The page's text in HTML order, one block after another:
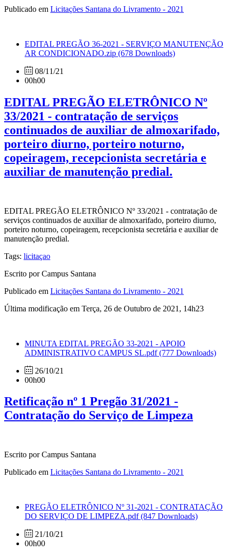
Publicado em Licitações Santana do Livramento - 2021
EDITAL PREGÃO 36-2021 - SERVIÇO MANUTENÇÃO
AR CONDICIONADO.zip (678 Downloads)
08/11/21
00h00
EDITAL PREGÃO ELETRÔNICO Nº
33/2021 - contratação de serviços
continuados de auxiliar de almoxarifado,
porteiro diurno, porteiro noturno,
copeiragem, recepcionista secretária e
auxiliar de manutenção predial.
EDITAL PREGÃO ELETRÔNICO Nº 33/2021 - contratação de
serviços continuados de auxiliar de almoxarifado, porteiro diurno,
porteiro noturno, copeiragem, recepcionista secretária e auxiliar de
manutenção predial.
Tags: licitaçao
Escrito por Campus Santana
Publicado em Licitações Santana do Livramento - 2021
Última modificação em Terça, 26 de Outubro de 2021, 14h23
MINUTA EDITAL PREGÃO 33-2021 - APOIO
ADMINISTRATIVO CAMPUS SL.pdf(777 Downloads)
26/10/21
00h00
Retificação nº 1 Pregão 31/2021 -
Contratação do Serviço de Limpeza
Escrito por Campus Santana
Publicado em Licitações Santana do Livramento - 2021
PREGÃO ELETRÔNICO Nº 31-2021 - CONTRATAÇÃO
DO SERVIÇO DE LIMPEZA.pdf(847 Downloads)
21/10/21
00h00